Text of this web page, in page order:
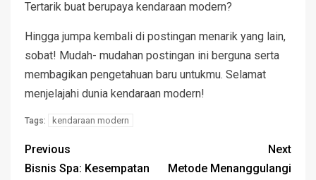
Tertarik buat berupaya kendaraan modern?
Hingga jumpa kembali di postingan menarik yang lain,
sobat! Mudah- mudahan postingan ini berguna serta
membagikan pengetahuan baru untukmu. Selamat
menjelajahi dunia kendaraan modern!
Tags: kendaraan modern
Previous
Bisnis Spa: Kesempatan
Next
Metode Menanggulangi